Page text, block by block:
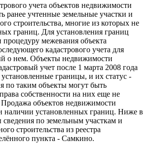
учета объектов недвижимости
ранее учтенные земельные участки и
строительства, многие из которых не
границ. Для установления границ
межевания объекта
кадастрового учета для
о нем. Объекты недвижимости
учет после 1 марта 2008 года
границы, и их статус -
по таким объекты могут быть
собственности на них еще не
Продажа объектов недвижимости
наличии установленных границ. Ниже в
по земельным участкам и
строительства из реестра
пункта - Самкино.